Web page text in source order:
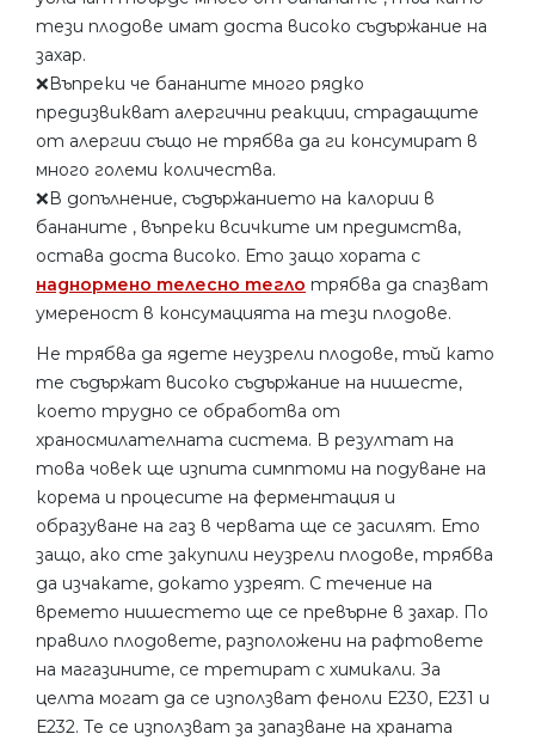
тези плодове имат доста високо съдържание на
захар.
❌Въпреки че бананите много рядко
предизвикват алергични реакции, страдащите
от алергии също не трябва да ги консумират в
много големи количества.
❌В допълнение, съдържанието на калории в
бананите , въпреки всичките им предимства,
остава доста високо. Ето защо хората с
наднормено телесно тегло трябва да спазват
умереност в консумацията на тези плодове.
Не трябва да ядете неузрели плодове, тъй като
те съдържат високо съдържание на нишесте,
което трудно се обработва от
храносмилателната система. В резултат на
това човек ще изпита симптоми на подуване на
корема и процесите на ферментация и
образуване на газ в червата ще се засилят. Ето
защо, ако сте закупили неузрели плодове, трябва
да изчакате, докато узреят. С течение на
времето нишестето ще се превърне в захар. По
правило плодовете, разположени на рафтовете
на магазините, се третират с химикали. За
целта могат да се използват феноли Е230, Е231 и
Е232. Те се използват за запазване на храната